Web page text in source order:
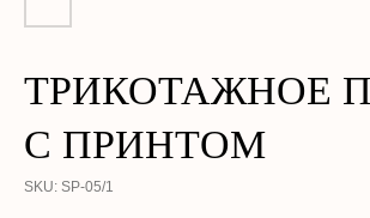
ТРИКОТАЖНОЕ
С ПРИНТОМ
SKU: SP-05/1